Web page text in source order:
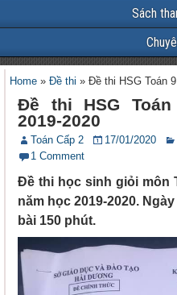
Sách
Home » Đề thi » Đề thi HSG Toán
Đề thi HSG
2019-2020
Toán Cấp 2 17/01/2020
1 Comment
Đề thi học sinh giỏi môn
năm học 2019-2020.
bài 150 phút.